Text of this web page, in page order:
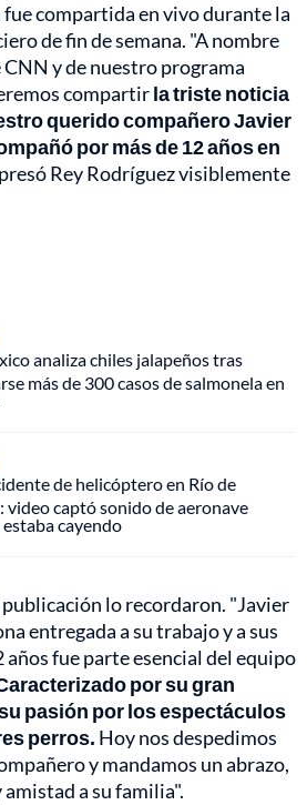
compartida en vivo durante la
de fin de semana. "A nombre
y de nuestro programa
compartirla triste noticia
querido compañero Javier
por más de 12 años en
Rey Rodríguez visiblemente
analiza chiles jalapeños tras
más de 300 casos de salmonela en
de helicóptero en Río de
video captó sonido de aeronave
cayendo
lo recordaron. "Javier
entregada a su trabajo y a sus
años fue parte esencial del equipo
por su gran
pasión por los espectáculos
perros. Hoy nos despedimos
y mandamos un abrazo,
a su familia".